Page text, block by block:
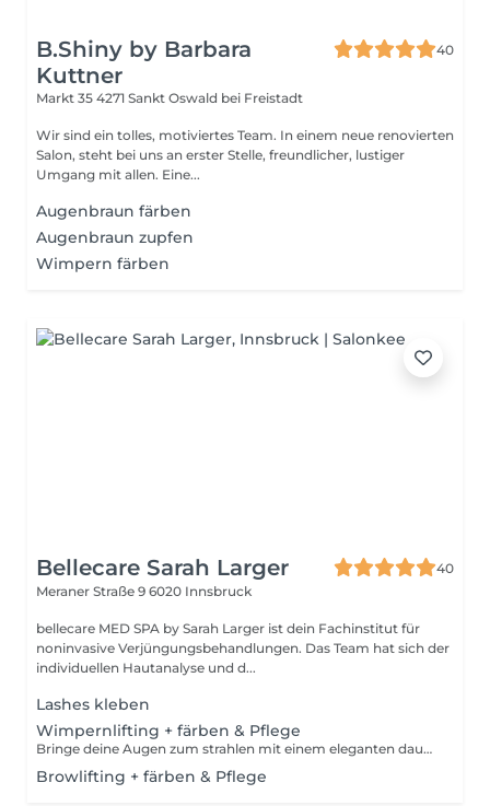
B.Shiny by Barbara
Kuttner
40
Markt 35 4271 Sankt Oswald bei Freistadt
Wir sind ein tolles, motiviertes Team. In einem neue renovierten
Salon, steht bei uns an erster Stelle, freundlicher, lustiger
Umgang mit allen. Eine...
Augenbraun färben
Augenbraun zupfen
Wimpern färben
Bellecare Sarah Larger
40
Meraner Straße 9 6020 Innsbruck
bellecare MED SPA by Sarah Larger ist dein Fachinstitut für
noninvasive Verjüngungsbehandlungen. Das Team hat sich der
individuellen Hautanalyse und d...
Lashes kleben
Wimpernlifting + färben & Pflege
Bringe deine Augen zum strahlen mit einem eleganten dauerhaften Schwung für 3 Wochen inklusive Wimpern färben
Browlifting + färben & Pflege